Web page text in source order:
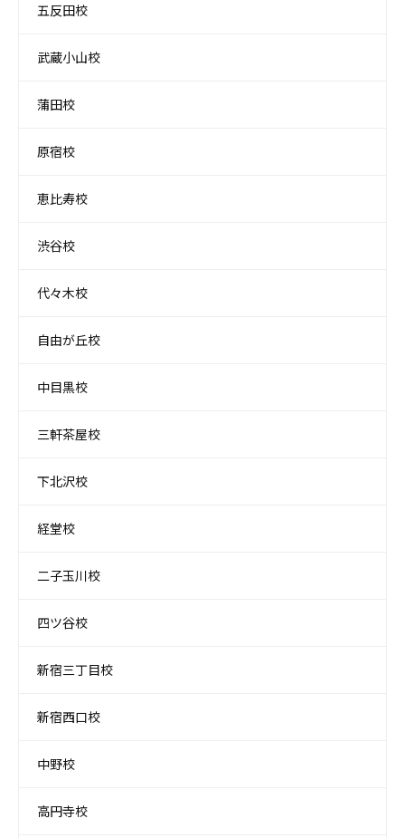
五反田校
武蔵小山校
蒲田校
原宿校
恵比寿校
渋谷校
代々木校
自由が丘校
中目黒校
三軒茶屋校
下北沢校
経堂校
二子玉川校
四ツ谷校
新宿三丁目校
新宿西口校
中野校
高円寺校